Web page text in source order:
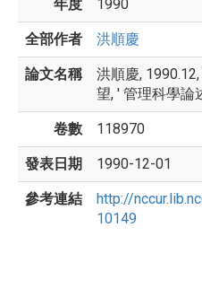
年度 1990
全部作者 洪順慶
論文名稱
洪順慶,
望, ' 管理科學論
卷數 118970
發表日期 1990-12-01
參考連結
http://
10149